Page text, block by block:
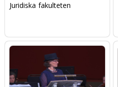
Juridiska fakulteten